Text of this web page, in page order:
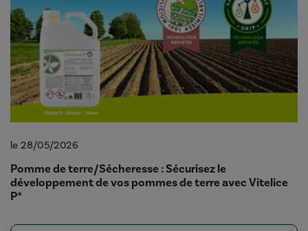
le 28/05/2026
Pomme de terre/Sécheresse : Sécurisez le
développement de vos pommes de terre avec Vitelice
P*